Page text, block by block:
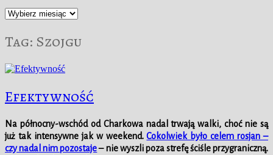
Archiwum
Tag: Szojgu
Efektywność
Na północny-wschód od Charkowa nadal trwają walki, choć nie są
już tak intensywne jak w weekend.Cokolwiek było celem rosjan –
czy nadal nim pozostaje– nie wyszli poza strefę ściśle przygraniczną.